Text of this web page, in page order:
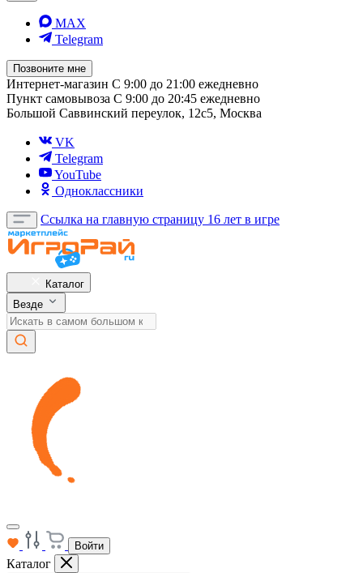
MAX
Telegram
Позвоните мне
Интернет-магазин С 9:00 до 21:00 ежедневно
Пункт самовывоза С 9:00 до 20:45 ежедневно
Большой Саввинский переулок, 12с5, Москва
VK
Telegram
YouTube
Одноклассники
Ссылка на главную страницу 16 лет в игре
Каталог
Везде
Войти
Каталог